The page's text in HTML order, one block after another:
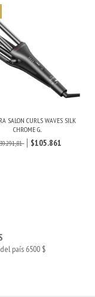
SALON CURLS WAVES SILK
CHROME G...
$105.861
país 6500 $